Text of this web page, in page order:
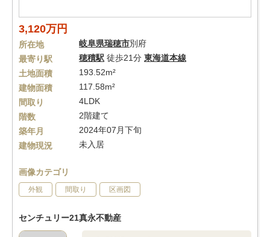
3,120万円
所在地 岐阜県瑞穂市別府
最寄り駅
穂積駅 徒歩21分 東海道本線
土地面積
193.52m²
建物面積
117.58m²
間取り
4LDK
階数
2階建て
築年月
2024年07月下旬
建物現況
未入居
画像カテゴリ
外観 間取り 区画図
センチュリー21真永不動産